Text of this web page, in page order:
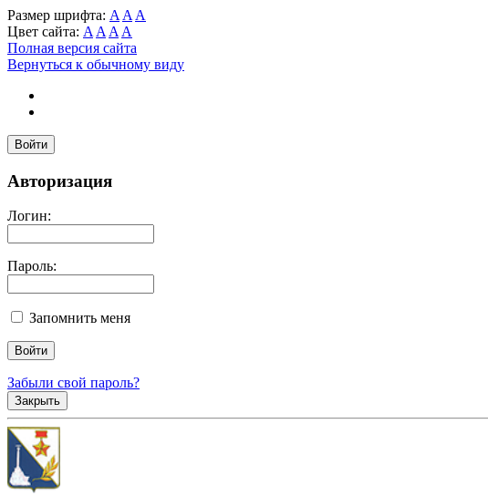
Размер шрифта: A A A
Цвет сайта: A A A A
Полная версия сайта
Вернуться к обычному виду
Войти
Авторизация
Логин:
Пароль:
Запомнить меня
Забыли свой пароль?
Закрыть